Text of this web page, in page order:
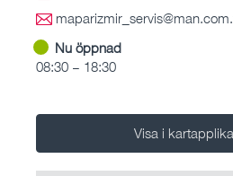
Nu öppnad
08:30 – 18:30
Visa i